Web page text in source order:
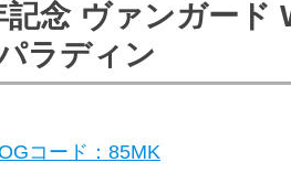
念 ヴァンガード
ラディン
コード：85MK